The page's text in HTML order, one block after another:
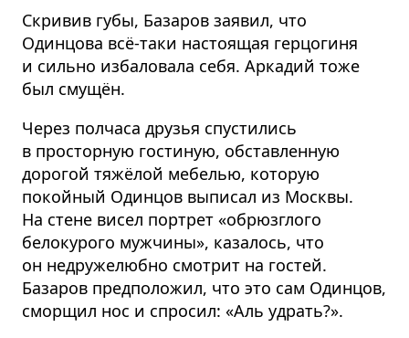
Скривив губы, Базаров заявил, что
Одинцова всё-таки настоящая герцогиня
и сильно избаловала себя. Аркадий тоже
был смущён.
Через полчаса друзья спустились
в просторную гостиную, обставленную
дорогой тяжёлой мебелью, которую
покойный Одинцов выписал из Москвы.
На стене висел портрет «обрюзглого
белокурого мужчины», казалось, что
он недружелюбно смотрит на гостей.
Базаров предположил, что это сам Одинцов,
сморщил нос и спросил: «Аль удрать?».